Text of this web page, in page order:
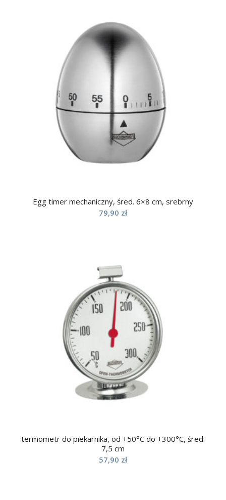
Egg timer mechaniczny, śred. 6×8 cm, srebrny
79,90 zł
termometr do piekarnika, od +50°C do +300°C, śred.
7,5 cm
57,90 zł